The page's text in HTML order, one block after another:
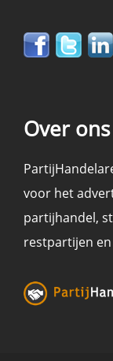
Over ons
voor het
partijhandel,
restpartijen